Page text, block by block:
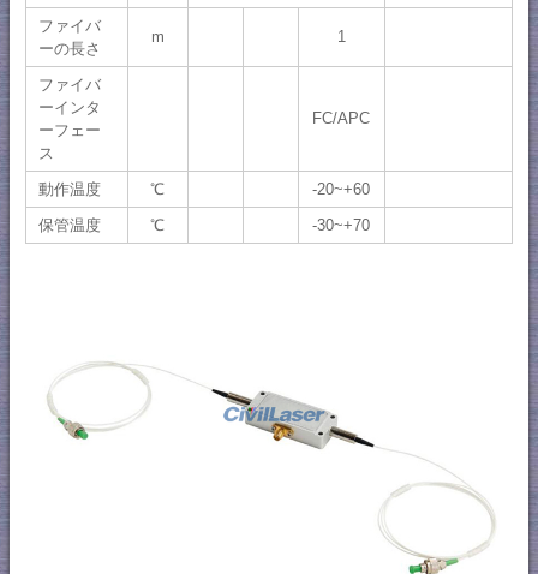
ファイバ
ーの長さ
m 1
ファイバ
ーインタ
ーフェー
ス
FC/APC
動作温度 ℃
-20~+60
保管温度
℃ -30~+70